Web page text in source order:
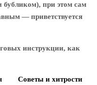
при этом сам
— приветствуется
Советы и хитрости